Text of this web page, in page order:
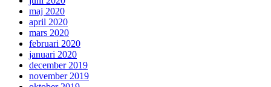
maj 2020
april 2020
mars 2020
februari 2020
januari 2020
december 2019
november 2019